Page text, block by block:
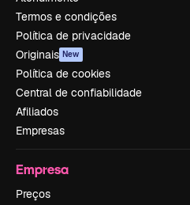
Termos e condições
Política de privacidade
Originais New
Política de cookies
Central de confiabilidade
Afiliados
Empresas
Empresa
Preços